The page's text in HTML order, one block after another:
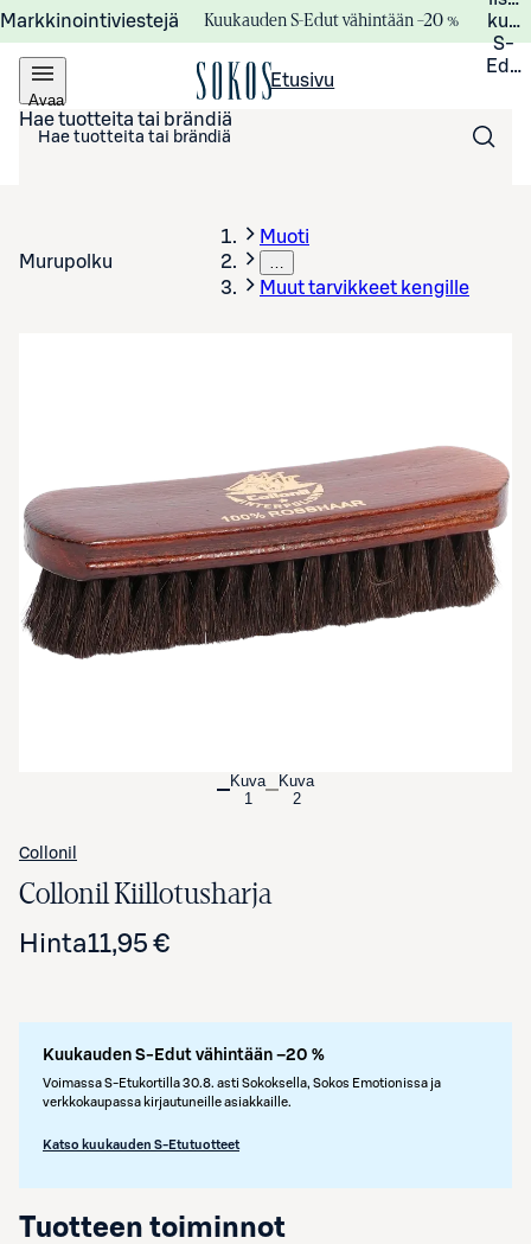
Markkinointiviestejä Kuukauden S-Edut vähintään –20 %
S-
Avaa
valikko
Etusivu
Hae tuotteita tai brändiä
Murupolku
Muoti
…
Muut tarvikkeet kengille
Avaa tuotekuva suurennettuna
Kuva
1
Kuva
2
Collonil
Collonil Kiillotusharja
Hinta11,95 €
Kuukauden S-Edut vähintään –20 %
Voimassa S-Etukortilla 30.8. asti Sokoksella, Sokos Emotionissa ja
verkkokaupassa kirjautuneille asiakkaille.
Katso kuukauden S-Etutuotteet
Tuotteen toiminnot